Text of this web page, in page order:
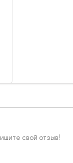
свой отзыв!